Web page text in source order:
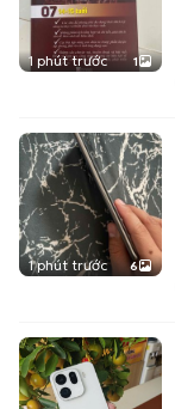
1 phút trước 1
1 phút trước 6